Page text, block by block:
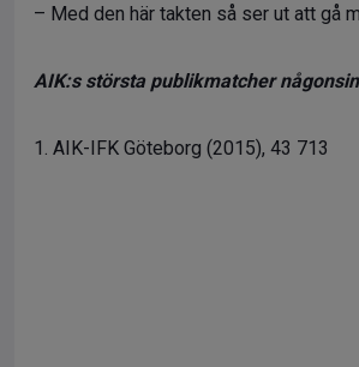
– Med den här takten så ser ut att gå
AIK:s största publikmatcher
1. AIK-IFK Göteborg (2015), 43 713